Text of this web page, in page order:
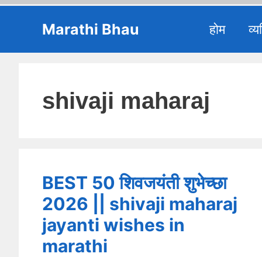
Marathi Bhau होम
shivaji maharaj
BEST 50 शिवजयंती शुभेच्छा
2026 || shivaji maharaj
jayanti wishes in
marathi